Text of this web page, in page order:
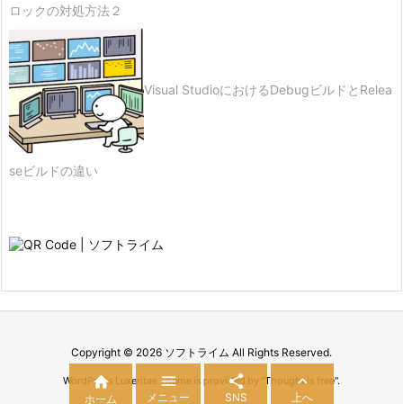
ロックの対処方法２
Visual StudioにおけるDebugビルドとRelea
seビルドの違い
Copyright © 2026 ソフトライム All Rights Reserved.
WordPress Luxeritas Theme is provided by " Thought is free".

ホーム

メニュー

SNS

上へ